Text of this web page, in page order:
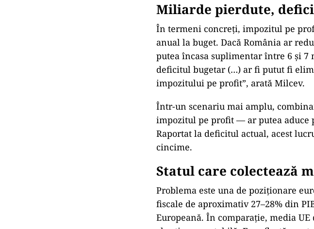
Miliarde pierdute,
În termeni concreți, impozitul pe
anual la buget. Dacă România ar
putea încasa suplimentar între 6 și
deficitul bugetar (…) ar fi putut fi
impozitului pe profit”, arată Milcev.
Într-un scenariu mai amplu,
impozitul pe profit — ar putea aduce
Raportat la deficitul actual, acest
cincime.
Statul care colectează
Problema este una de poziționare
fiscale de aproximativ 27–28% din
Europeană. În comparație, media